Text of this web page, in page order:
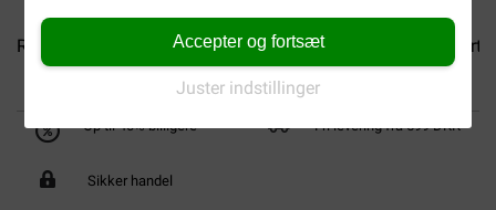
Accepter og fortsæt
Juster indstillinger
Royal Canin Mini Ageing 12+... Royal Canin Medium
Op til 40% billigere Fri levering fra 599 DKK
Sikker handel